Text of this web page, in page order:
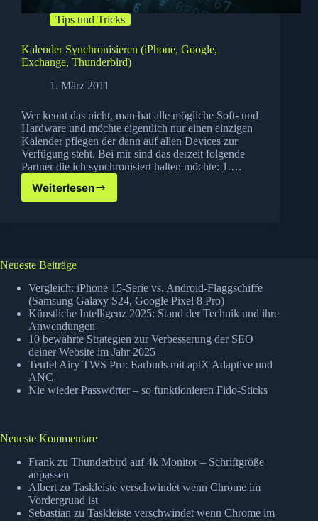
Tips und Tricks
Kalender Synchronisieren (iPhone, Google,
Exchange, Thunderbird)
1. März 2011
Wer kennt das nicht, man hat alle mögliche Soft- und
Hardware und möchte eigentlich nur einen einzigen
Kalender pflegen der dann auf allen Devices zur
Verfügung steht. Bei mir sind das derzeit folgende
Partner die ich synchronisiert halten möchte: 1.…
Weiterlesen
Kalender
Thunderbird)
Neueste Beiträge
Vergleich: iPhone 15-Serie vs. Android-Flaggschiffe
(Samsung Galaxy S24, Google Pixel 8 Pro)
Künstliche Intelligenz 2025: Stand der Technik und ihre
Anwendungen
10 bewährte Strategien zur Verbesserung der SEO
deiner Website im Jahr 2025
Teufel Airy TWS Pro: Earbuds mit aptX Adaptive und
ANC
Nie wieder Passwörter – so funktionieren Fido-Sticks
Neueste Kommentare
Frank zu Thunderbird auf 4k Monitor – Schriftgröße
anpassen
Albert zu Taskleiste verschwindet wenn Chrome im
Vordergrund ist
Sebastian zu Taskleiste verschwindet wenn Chrome im